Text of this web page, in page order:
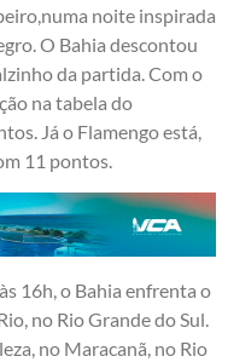
noite inspirada
O Bahia descontou
da partida. Com o
na tabela do
Já o Flamengo está,
11 pontos.
16h, o Bahia enfrenta o
no Rio Grande do Sul.
no Maracanã, no Rio